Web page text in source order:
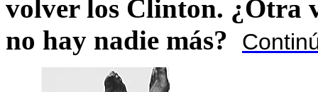
volver los Clinton. ¿Otra
no hay nadie más?